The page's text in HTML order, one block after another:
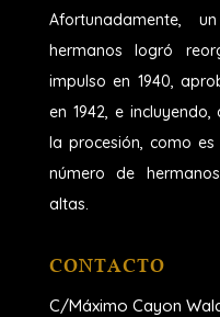
Afortunadamente,
hermanos logró
impulso en 1940,
en 1942, e
la procesión, como
número de
altas.
CONTACTO
C/Máximo Cayon